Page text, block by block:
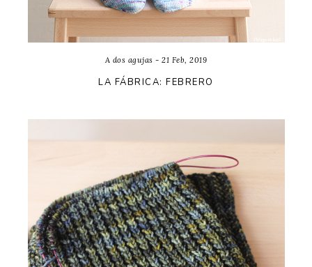
A dos agujas - 21 Feb, 2019
LA FÁBRICA: FEBRERO